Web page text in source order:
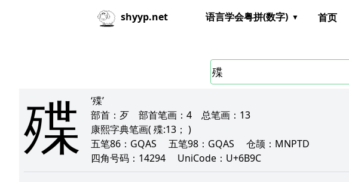
shyyp.net 语言学会粤拼(数字) 首页
殜
‘殜’
部首： 歹 部首笔画： 4 总笔画： 13
康熙字典笔画( 殜:13； )
五笔86： GQAS 五笔98： GQAS 仓颉： MNPTD
四角号码： 14294 UniCode： U+6B9C